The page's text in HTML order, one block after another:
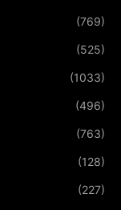
(769)
(525)
(1033)
(496)
(763)
(128)
(227)